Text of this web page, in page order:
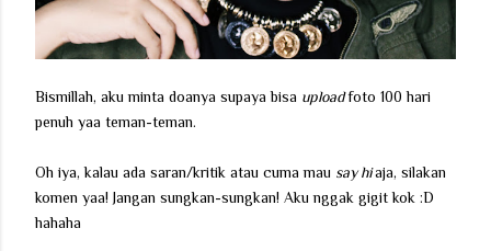
Bismillah, aku minta doanya supaya bisa uploadfoto 100 hari
penuh yaa teman-teman.
Oh iya, kalau ada saran/kritik atau cuma mau say hiaja, silakan
komen yaa! Jangan sungkan-sungkan! Aku nggak gigit kok :D
hahaha